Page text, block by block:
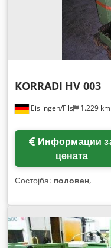
Eislingen/Fils 1.229 km
KORRADI HV 003
цената
Состојба: половен,